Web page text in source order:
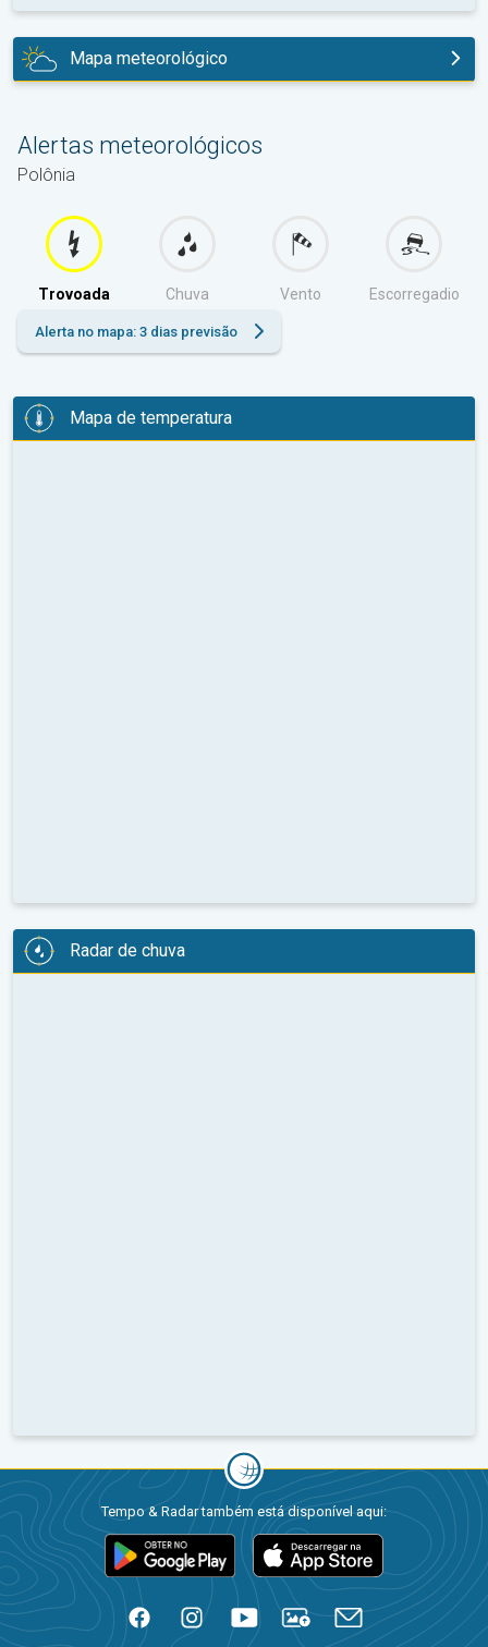
Mapa meteorológico
Alertas meteorológicos
Polônia
Trovoada Chuva Vento Escorregadio
Alerta no mapa: 3 dias previsão
Mapa de temperatura
Radar de chuva
Tempo & Radar também está disponível aqui: